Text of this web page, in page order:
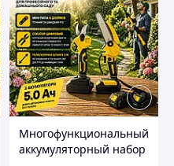
Многофункциональный
аккумуляторный набор